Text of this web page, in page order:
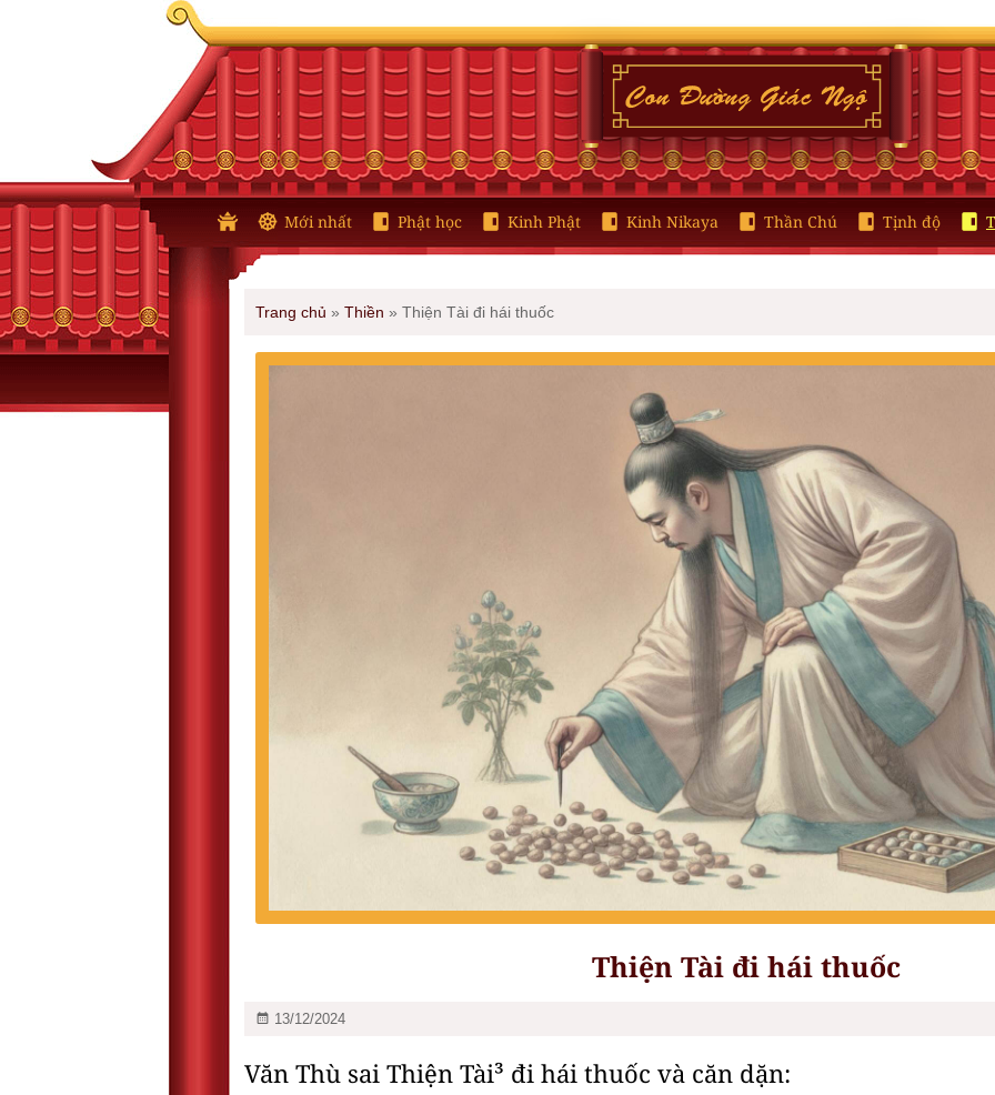
Mới nhất Phật học Kinh Phật Kinh Nikaya Thần Chú Tịnh độ
Trang chủ » Thiền » Thiện Tài đi hái thuốc
Thiện Tài đi hái thuốc
13/12/2024
Văn Thù sai Thiện Tài³ đi hái thuốc và căn dặn: